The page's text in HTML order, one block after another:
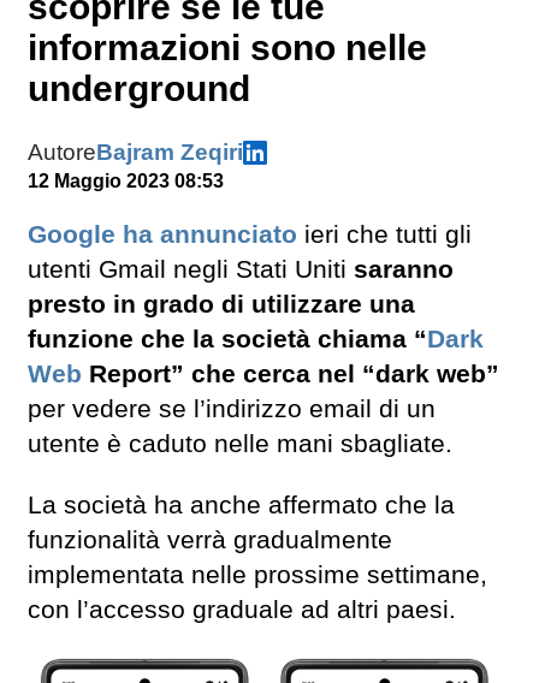
informazioni sono nelle
underground
AutoreBajram Zeqiri
12 Maggio 2023 08:53
Google ha annunciato ieri che tutti gli
utenti Gmail negli Stati Uniti saranno
presto in grado di utilizzare una
funzione che la società chiama “Dark
Web Report” che cerca nel “dark web”
per vedere se l’indirizzo email di un
utente è caduto nelle mani sbagliate.
La società ha anche affermato che la
funzionalità verrà gradualmente
implementata nelle prossime settimane,
con l’accesso graduale ad altri paesi.